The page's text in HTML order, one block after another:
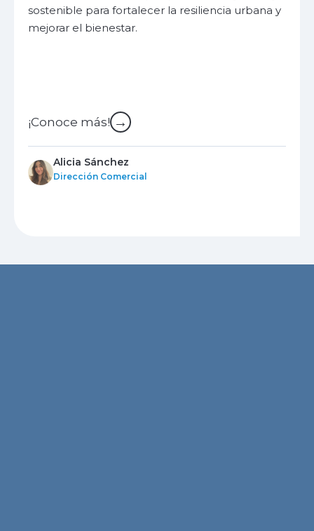
sostenible para fortalecer la resiliencia urbana y
mejorar el bienestar.
¡Conoce más! →
Alicia Sánchez
Dirección Comercial